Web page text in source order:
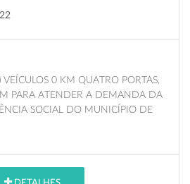
0 KM QUATRO PORTAS,
PARA ATENDER A DEMANDA DA
SOCIAL DO MUNICÍPIO DE